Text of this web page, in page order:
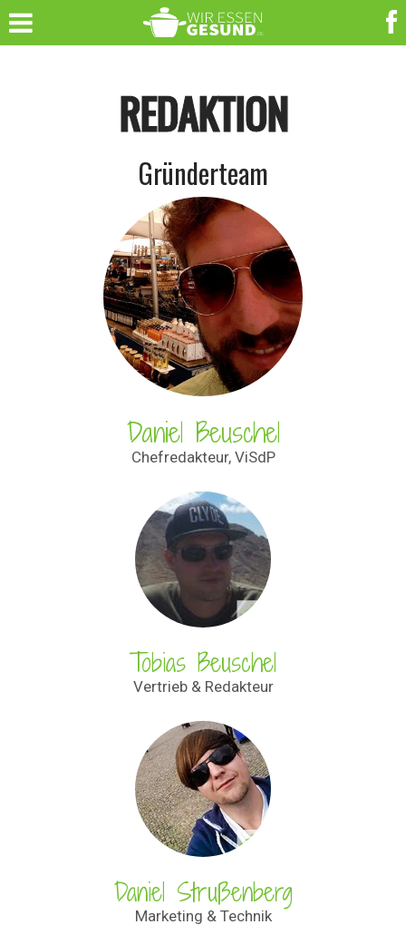
REDAKTION
Gründerteam
Daniel Beuschel
Chefredakteur, ViSdP
Tobias Beuschel
Vertrieb & Redakteur
Daniel Strußenberg
Marketing & Technik